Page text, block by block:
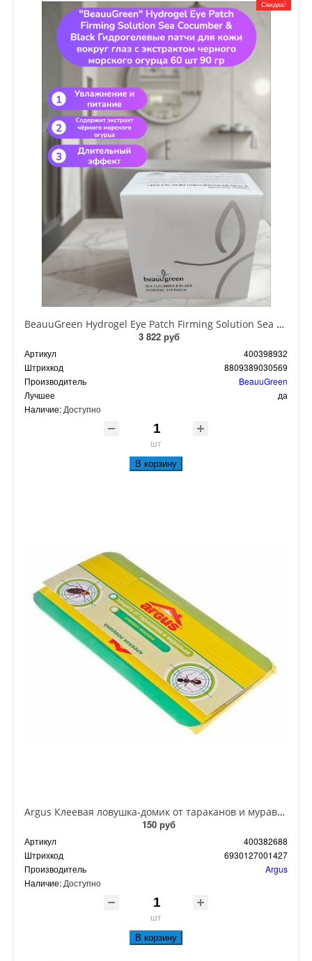
Скидка!
BeauuGreen Hydrogel Eye Patch Firming Solution Sea Cocumber & Black Гидрогелевые патчи для кожи вокруг глаз с экстрактом черного морского огурца 60 шт 90 гр
3 822 руб
Артикул
400398932
Штрихкод
8809389030569
Производитель
BeauuGreen
Лучшее
да
Наличие: Доступно
шт
В корзину
Argus Клеевая ловушка-домик от тараканов и муравьев
150 руб
Артикул
400382688
Штрихкод
6930127001427
Производитель
Argus
Наличие: Доступно
шт
В корзину